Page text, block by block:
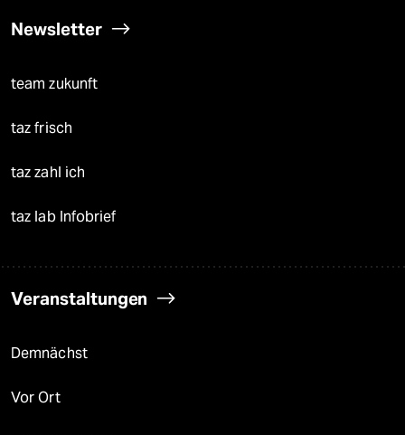
Newsletter
team zukunft
taz frisch
taz zahl ich
taz lab Infobrief
Veranstaltungen
Demnächst
Vor Ort